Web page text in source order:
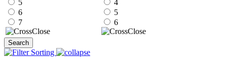
5
6
7
Close
4
5
6
Close
Search
Sorting